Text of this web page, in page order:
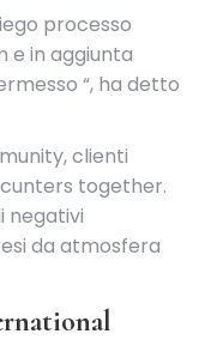
processo
e in aggiunta
“, ha detto
clienti
together.
negativi
da atmosfera